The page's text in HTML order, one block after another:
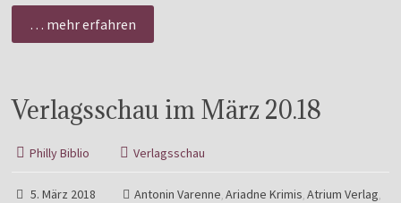
… mehr erfahren
Verlagsschau im März 20.18
Philly Biblio Verlagsschau
5. März 2018 Antonin Varenne ,Ariadne Krimis ,Atrium Verlag